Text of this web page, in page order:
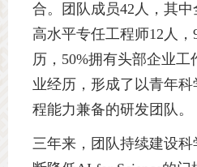
合。团队成员42 人，其
高水平专任工程师12 人，
历， 50%拥有头部企业工
业经历，形成了以青年科
程能力兼备的研发团队。
三年来，团队持续建设